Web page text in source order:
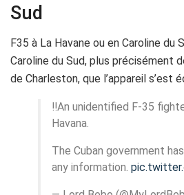
Sud
F35 à La Havane ou en Caroline du
Caroline du Sud, plus précisément
de Charleston, que l’appareil s’est
‼️An unidentified F-35
Havana.
The Cuban government
any information.